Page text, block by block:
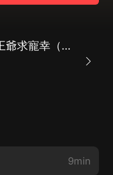
寵妃當道：妖孽王爺求寵幸（慢播版）
9min